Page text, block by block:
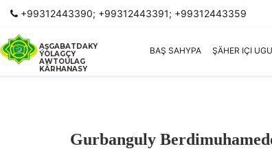
+99312443390; +99312443391; +99312443359
AŞGABATDAKY
ÝOLAGÇY
AWTOULAG
KÄRHANASY
BAŞ SAHYPA ŞÄHER IÇI
Gurbanguly